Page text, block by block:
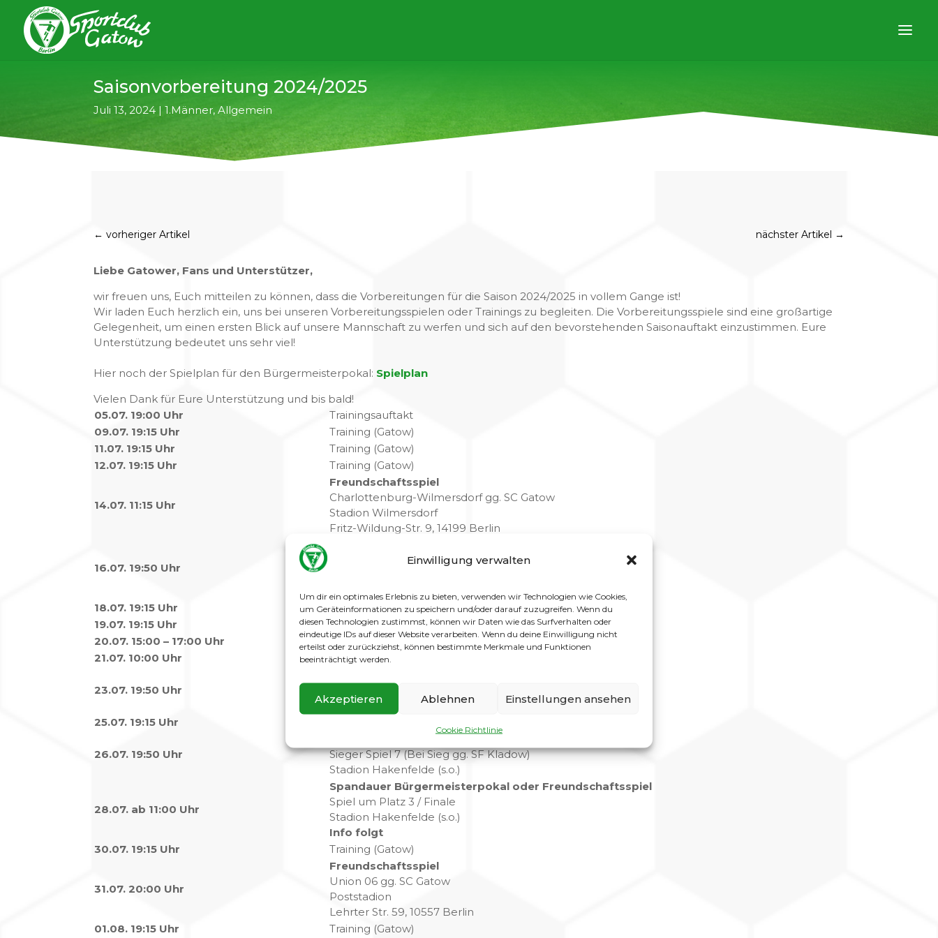
Einwilligung verwalten
Um dir ein optimales Erlebnis zu bieten, verwenden wir Technologien wie Cookies,
um Geräteinformationen zu speichern und/oder darauf zuzugreifen. Wenn du
diesen Technologien zustimmst, können wir Daten wie das Surfverhalten oder
eindeutige IDs auf dieser Website verarbeiten. Wenn du deine Einwilligung nicht
erteilst oder zurückziehst, können bestimmte Merkmale und Funktionen
beeinträchtigt werden.
Akzeptieren Ablehnen Einstellungen ansehen
Cookie Richtlinie
Saisonvorbereitung 2024/2025
Juli 13, 2024 |1.Männer,Allgemein
←vorheriger Artikel nächster Artikel →
Liebe Gatower, Fans und Unterstützer,
wir freuen uns, Euch mitteilen zu können, dass die Vorbereitungen für die Saison 2024/2025 in vollem Gange ist!
Wir laden Euch herzlich ein, uns bei unseren Vorbereitungsspielen oder Trainings zu begleiten. Die Vorbereitungsspiele sind eine großartige
Gelegenheit, um einen ersten Blick auf unsere Mannschaft zu werfen und sich auf den bevorstehenden Saisonauftakt einzustimmen. Eure
Unterstützung bedeutet uns sehr viel!
Hier noch der Spielplan für den Bürgermeisterpokal: Spielplan
Vielen Dank für Eure Unterstützung und bis bald!
05.07. 19:00 Uhr
Trainingsauftakt
09.07. 19:15 Uhr
Training (Gatow)
11.07. 19:15 Uhr
Training (Gatow)
12.07. 19:15 Uhr
Training (Gatow)
14.07. 11:15 Uhr
Freundschaftsspiel
Charlottenburg-Wilmersdorf gg. SC Gatow
Stadion Wilmersdorf
Fritz-Wildung-Str. 9, 14199 Berlin
16.07. 19:50 Uhr
Schwarz Weiß Spandau gg. SC Gatow
Hakenfelder Str. 29, 13587 Berlin
18.07. 19:15 Uhr
Training (Gatow)
19.07. 19:15 Uhr
Training (Gatow)
20.07. 15:00 – 17:00 Uhr
Training Kicker World Spandau
21.07. 10:00 Uhr
Südpark
23.07. 19:50 Uhr
SF Kladow (Bei Sieg gg. SW Spandau)
Stadion Hakenfelde (s.o.)
25.07. 19:15 Uhr
26.07. 19:50 Uhr
Spandauer Bürgermeisterpokal
Sieger Spiel 7 (Bei Sieg gg. SF Kladow)
Stadion Hakenfelde (s.o.)
28.07. ab 11:00 Uhr
Spandauer Bürgermeisterpokal oder Freundschaftsspiel
Spiel um Platz 3 / Finale
Stadion Hakenfelde (s.o.)
Info folgt
30.07. 19:15 Uhr
Training (Gatow)
31.07. 20:00 Uhr
Freundschaftsspiel
Union 06 gg. SC Gatow
Poststadion
Lehrter Str. 59, 10557 Berlin
01.08. 19:15 Uhr
Training (Gatow)